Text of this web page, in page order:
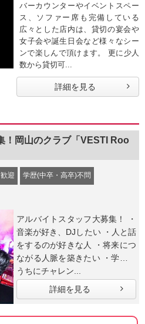
バーカウンターやイベントスペー
ス、ソファー席も完備している
広々とした店内は、貸切の宴会や
女子会や誕生日会など様々なシー
ンで楽しんで頂けます。 更に少人
数から貸切可...
詳細を見る
！岡山のクラブ「VESTI Roo
迎 学歴(中卒・高卒)不問
アルバイトスタッフ大募集！ ・
音楽が好き、DJしたい ・人と話
をするのが好きな人 ・将来につ
ながる人脈を築きたい ・学生の
うちにチャレン...
詳細を見る